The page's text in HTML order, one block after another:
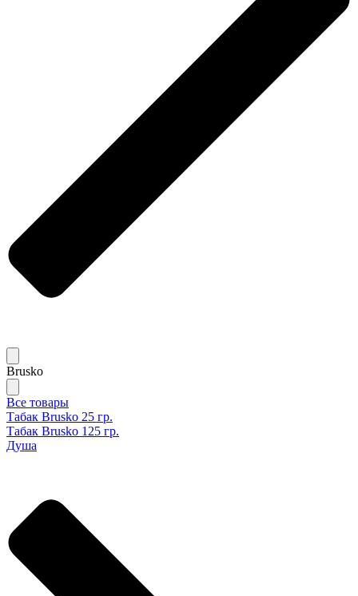
Brusko
Все товары
Табак Brusko 25 гр.
Табак Brusko 125 гр.
Душа